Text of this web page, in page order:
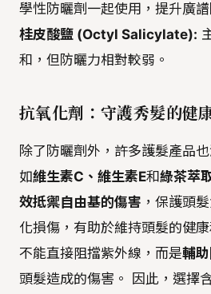
學性防曬劑一起使用，提升廣譜
桂皮酸鹽 (Octyl Salicylate):
和，但防曬力相對較弱。
抗氧化劑：守護秀髮的健
除了防曬劑外，許多護髮產品
如維生素C、維生素E和綠茶萃
效抵禦自由基的傷害 ，保護頭
化損傷，有助於維持頭髮的健
不能直接阻擋紫外線，而是輔
頭髮造成的傷害。 因此，選擇